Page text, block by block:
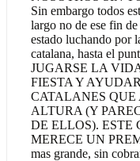
Sin embargo todos
largo no de ese fin
estado luchando por
catalana, hasta el
JUGARSE LA
FIESTA Y
CATALANES
ALTURA (Y
DE ELLOS). ESTE
MERECE UN
mas grande, sin